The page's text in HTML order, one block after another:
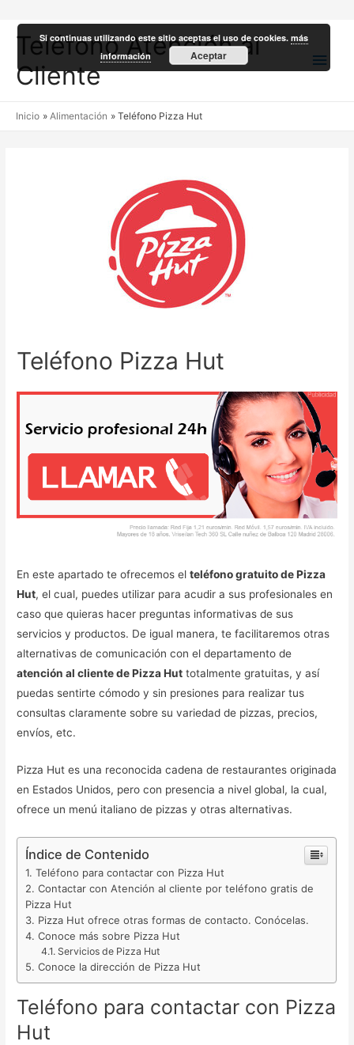
Teléfono Atención al
Cliente
Inicio Alimentación Teléfono Pizza Hut
Teléfono Pizza Hut
En este apartado te ofrecemos elteléfono gratuito de Pizza
Hut, el cual, puedes utilizar para acudir a sus profesionales en
caso que quieras hacer preguntas informativas de sus
servicios y productos. De igual manera, te facilitaremos otras
alternativas de comunicación con el departamento de
atención al cliente de Pizza Hut totalmente gratuitas, y así
puedas sentirte cómodo y sin presiones para realizar tus
consultas claramente sobre su variedad de pizzas, precios,
envíos, etc.
Pizza Hut es una reconocida cadena de restaurantes originada
en Estados Unidos, pero con presencia a nivel global, la cual,
ofrece un menú italiano de pizzas y otras alternativas.
Índice de Contenido
Teléfono para contactar con Pizza Hut
Contactar con Atención al cliente por teléfono gratis de
Pizza Hut
Pizza Hut ofrece otras formas de contacto. Conócelas.
Conoce más sobre Pizza Hut
Servicios de Pizza Hut
Conoce la dirección de Pizza Hut
Teléfono para contactar con Pizza
Hut
Si continuas utilizando este sitio aceptas el uso de cookies.más
información
Aceptar